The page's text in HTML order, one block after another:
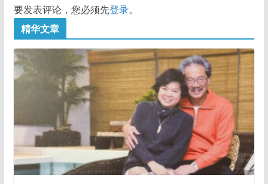
要发表评论，您必须先登录。
精华文章